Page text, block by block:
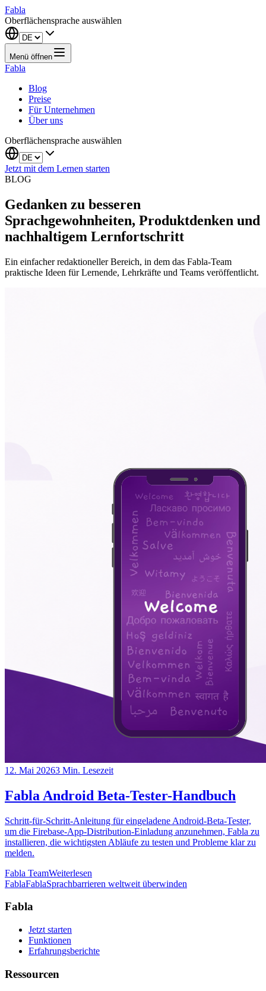
Fabla
Oberflächensprache auswählen
Menü öffnen
Fabla
Blog
Preise
Für Unternehmen
Über uns
Oberflächensprache auswählen
Jetzt mit dem Lernen starten
BLOG
Gedanken zu besseren
Sprachgewohnheiten, Produktdenken und
nachhaltigem Lernfortschritt
Ein einfacher redaktioneller Bereich, in dem das Fabla-Team
praktische Ideen für Lernende, Lehrkräfte und Teams veröffentlicht.
12. Mai 20263 Min. Lesezeit
Fabla Android Beta-Tester-Handbuch
Schritt-für-Schritt-Anleitung für eingeladene Android-Beta-Tester,
um die Firebase-App-Distribution-Einladung anzunehmen, Fabla zu
installieren, die wichtigsten Abläufe zu testen und Probleme klar zu
melden.
Fabla TeamWeiterlesen
FablaFablaSprachbarrieren weltweit überwinden
Fabla
Jetzt starten
Funktionen
Erfahrungsberichte
Ressourcen